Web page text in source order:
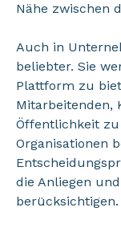
Nähe zwischen
Auch in
beliebter. Sie
Plattform zu
Mitarbeitenden,
Öffentlichkeit
Organisationen
die Anliegen
berücksichtigen.